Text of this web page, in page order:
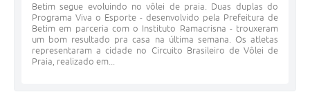
Betim segue evoluindo no vôlei de praia. Duas duplas do
Programa Viva o Esporte - desenvolvido pela Prefeitura de
Betim em parceria com o Instituto Ramacrisna - trouxeram
um bom resultado pra casa na última semana. Os atletas
representaram a cidade no Circuito Brasileiro de Vôlei de
Praia, realizado em...